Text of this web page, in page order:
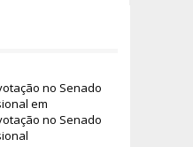
no Senado
em
no Senado